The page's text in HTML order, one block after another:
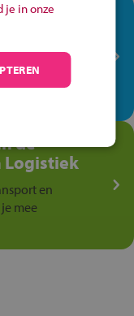
je op je
jouw talent
elke dag
de
Logistiek
en
mee
je in onze